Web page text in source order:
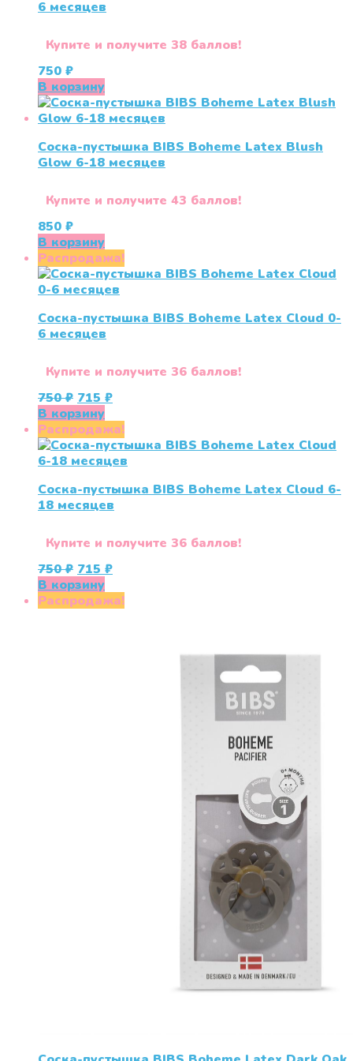
6 месяцев
Купите и получите 38 баллов!
750 ₽
В корзину
Соска-пустышка BIBS Boheme Latex Blush
Glow 6-18 месяцев
Купите и получите 43 баллов!
850 ₽
В корзину
Распродажа!
Соска-пустышка BIBS Boheme Latex Cloud 0-
6 месяцев
Купите и получите 36 баллов!
750₽ Первоначальная
цена
составляла
750 ₽.
715 ₽Текущая
715 ₽.
В корзину
Распродажа!
Соска-пустышка BIBS Boheme Latex Cloud 6-
18 месяцев
Купите и получите 36 баллов!
750₽ Первоначальная
цена
составляла
715 ₽Текущая
715 ₽.
В корзину
Распродажа!